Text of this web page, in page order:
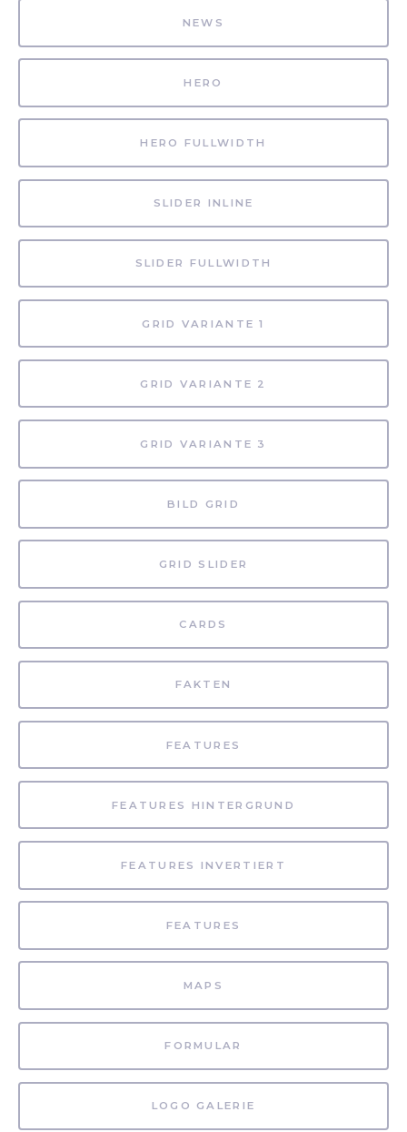
NEWS
HERO
HERO FULLWIDTH
SLIDER INLINE
SLIDER FULLWIDTH
GRID VARIANTE 1
GRID VARIANTE 2
GRID VARIANTE 3
BILD GRID
GRID SLIDER
CARDS
FAKTEN
FEATURES
FEATURES HINTERGRUND
FEATURES INVERTIERT
FEATURES
MAPS
FORMULAR
LOGO GALERIE